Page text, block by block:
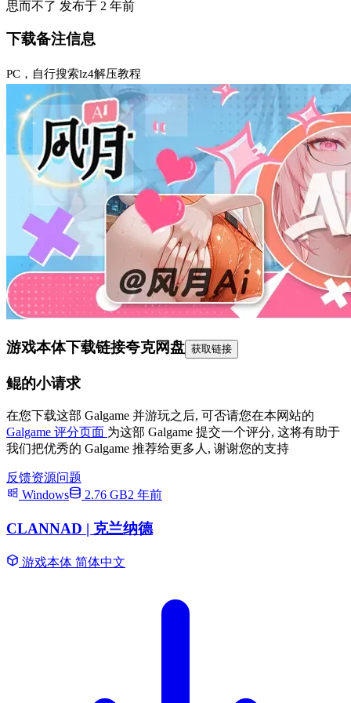
思而不了 发布于 2 年前
下载备注信息
PC，自行搜索lz4解压教程
游戏本体下载链接夸克网盘 获取链接
鲲的小请求
在您下载这部 Galgame 并游玩之后, 可否请您在本网站的
Galgame 评分页面 为这部 Galgame 提交一个评分, 这将有助于
我们把优秀的 Galgame 推荐给更多人, 谢谢您的支持
反馈资源问题
Windows
2.76 GB2 年前
CLANNAD | 克兰纳德
游戏本体 简体中文